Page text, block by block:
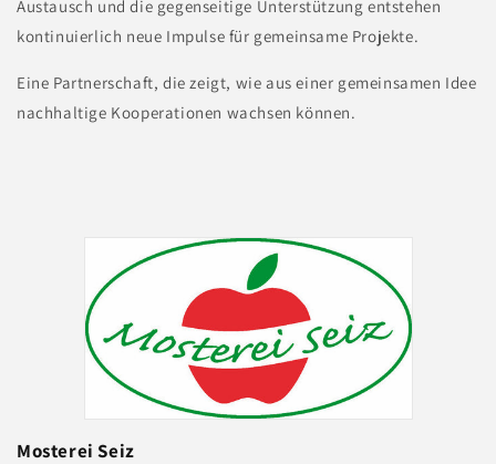
Austausch und die gegenseitige Unterstützung entstehen
kontinuierlich neue Impulse für gemeinsame Projekte.
Eine Partnerschaft, die zeigt, wie aus einer gemeinsamen Idee
nachhaltige Kooperationen wachsen können.
Mosterei Seiz